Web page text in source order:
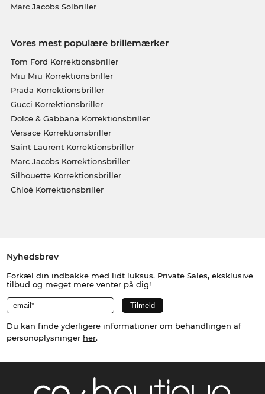
Marc Jacobs Solbriller
Vores mest populære brillemærker
Tom Ford Korrektionsbriller
Miu Miu Korrektionsbriller
Prada Korrektionsbriller
Gucci Korrektionsbriller
Dolce & Gabbana Korrektionsbriller
Versace Korrektionsbriller
Saint Laurent Korrektionsbriller
Marc Jacobs Korrektionsbriller
Silhouette Korrektionsbriller
Chloé Korrektionsbriller
Nyhedsbrev
Forkæl din indbakke med lidt luksus. Private Sales, eksklusive
tilbud og meget mere venter på dig!
Du kan finde yderligere informationer om behandlingen af
personoplysninger her.